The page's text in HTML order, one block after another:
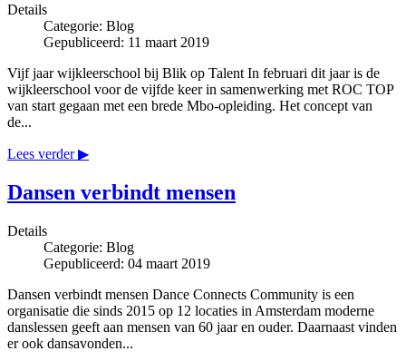
Details
Categorie: Blog
Gepubliceerd: 11 maart 2019
Vijf jaar wijkleerschool bij Blik op Talent In februari dit jaar is de
wijkleerschool voor de vijfde keer in samenwerking met ROC TOP
van start gegaan met een brede Mbo-opleiding. Het concept van
de...
Lees verder ▶
Dansen verbindt mensen
Details
Categorie: Blog
Gepubliceerd: 04 maart 2019
Dansen verbindt mensen Dance Connects Community is een
organisatie die sinds 2015 op 12 locaties in Amsterdam moderne
danslessen geeft aan mensen van 60 jaar en ouder. Daarnaast vinden
er ook dansavonden...